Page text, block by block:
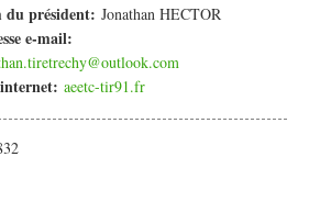
du président: Jonathan HECTOR
e-mail:
aeetc-tir91.fr